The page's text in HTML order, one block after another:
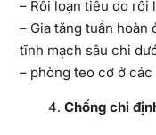
– Rối loạn tiểu do rối
– Gia tăng tuần
tĩnh mạch sâu chi
– phòng teo cơ ở các
Chống chỉ